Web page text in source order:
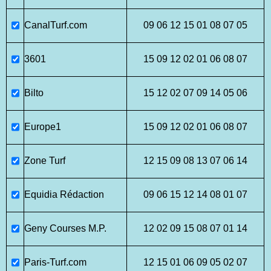
CanalTurf.com 09 06 12 15 01 08 07 05
3601 15 09 12 02 01 06 08 07
Bilto 15 12 02 07 09 14 05 06
Europe1 15 09 12 02 01 06 08 07
Zone Turf 12 15 09 08 13 07 06 14
Equidia Rédaction 09 06 15 12 14 08 01 07
Geny Courses M.P. 12 02 09 15 08 07 01 14
Paris-Turf.com 12 15 01 06 09 05 02 07